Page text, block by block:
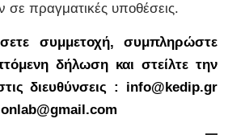
σε πραγματικές υποθέσεις.
συμμετοχή, συμπληρώστε
δήλωση και στείλτε την
διευθύνσεις : info@kedip.gr